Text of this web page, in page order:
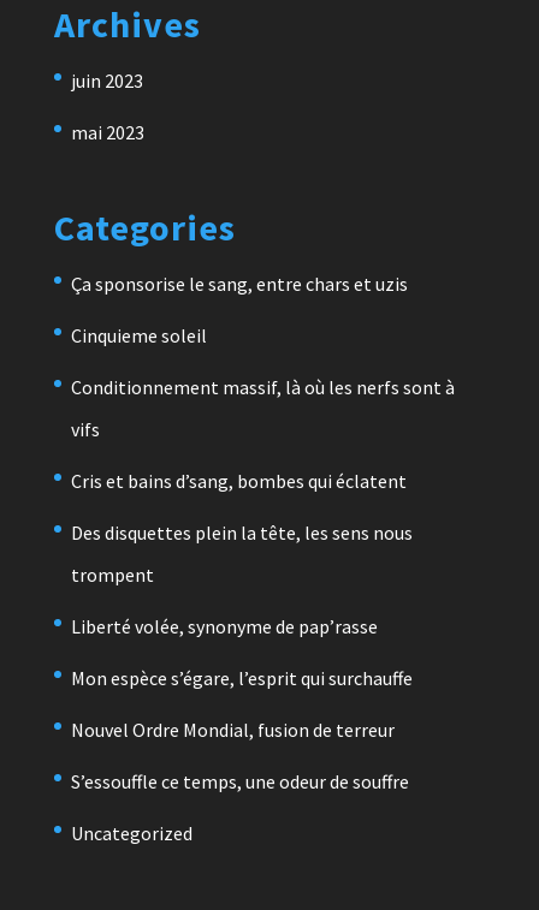
Archives
juin 2023
mai 2023
Categories
Ça sponsorise le sang, entre chars et uzis
Cinquieme soleil
Conditionnement massif, là où les nerfs sont à
vifs
Cris et bains d’sang, bombes qui éclatent
Des disquettes plein la tête, les sens nous
trompent
Liberté volée, synonyme de pap’rasse
Mon espèce s’égare, l’esprit qui surchauffe
Nouvel Ordre Mondial, fusion de terreur
S’essouffle ce temps, une odeur de souffre
Uncategorized